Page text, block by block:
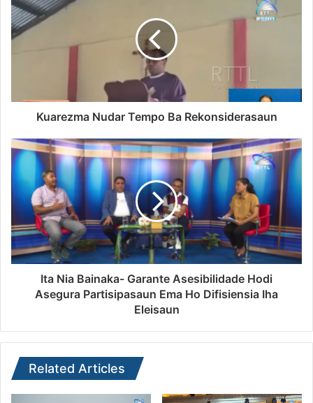
Kuarezma Nudar Tempo Ba Rekonsiderasaun
Ita Nia Bainaka- Garante Asesibilidade Hodi
Asegura Partisipasaun Ema Ho Difisiensia Iha
Eleisaun
Related Articles